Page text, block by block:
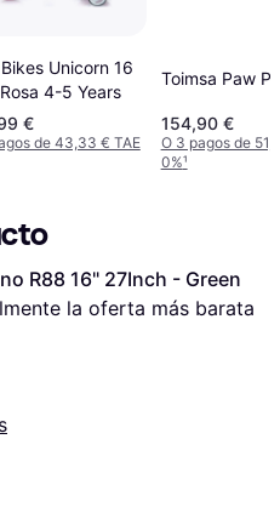
Unicorn 16
4-5 Years
€
de 43,33 € TAE
Toimsa Paw
154,90 €
O 3 pagos de
0%¹
R88 16" 27Inch - Green
la oferta más barata